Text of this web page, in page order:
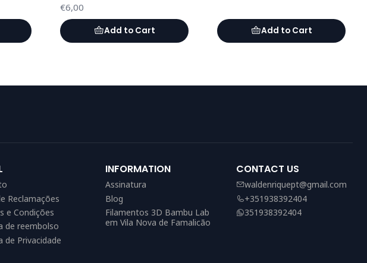
€6,00
Add to Cart Add to Cart
Reclamações
e Condições
de reembolso
de Privacidade
INFORMATION
Assinatura
Blog
Filamentos 3D Bambu Lab
em Vila Nova de Famalicão
CONTACT US
waldenriquept@gmail.com
+351938392404
351938392404